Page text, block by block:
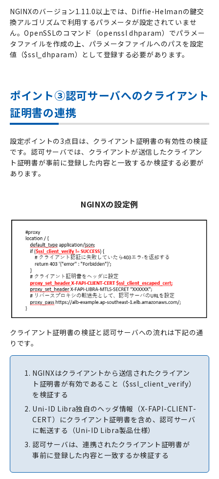
NGINXのバージョン1.11.0以上では、Diffie-Helmanの鍵交
換アルゴリズムで利用するパラメータが設定されていませ
ん。OpenSSLのコマンド（openssl dhparam）でパラメー
タファイルを作成の上、パラメータファイルへのパスを設定
値（$ssl_dhparam）として登録する必要があります。
ポイント③認可サーバへのクライアント
証明書の連携
設定ポイントの3点目は、クライアント証明書の有効性の検証
です。認可サーバでは、クライアントが送信したクライアン
ト証明書が事前に登録した内容と一致するか検証する必要が
あります。
NGINXの設定例
クライアント証明書の検証と認可サーバへの流れは下記の通
りです。
NGINXはクライアントから送信されたクライアン
ト証明書が有効であること（$ssl_client_verify）
を検証する
Uni-ID Libra独自のヘッダ情報（X-FAPI-CLIENT-
CERT）にクライアント証明書を含め、認可サーバ
に転送する（Uni-ID Libra製品仕様）
認可サーバは、連携されたクライアント証明書が
事前に登録した内容と一致するか検証する